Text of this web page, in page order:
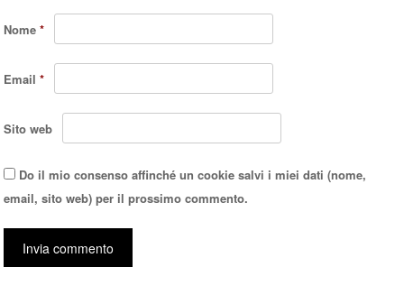
Nome*
Email*
Sito web
Do il mio consenso affinché un cookie salvi i miei dati (nome,
email, sito web) per il prossimo commento.